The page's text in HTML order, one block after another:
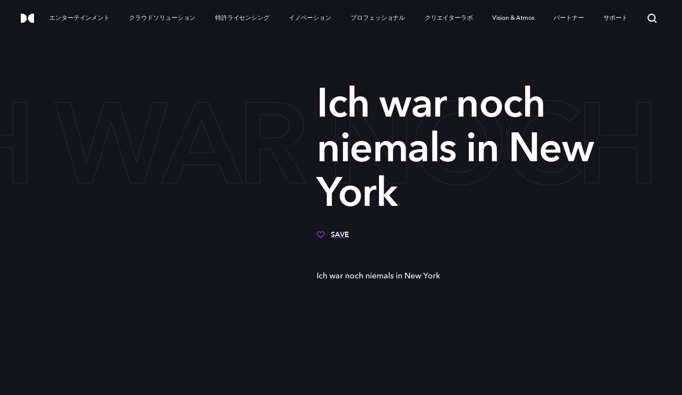
エンターテインメント クラウドソリューション 特許ライセンシング イノベーション プロフェッショナル クリエイターラボ Vision & Atmos パートナー サポート
WAR Ich war noch
niemals in New
York
SAVE
Ich war noch niemals in New York